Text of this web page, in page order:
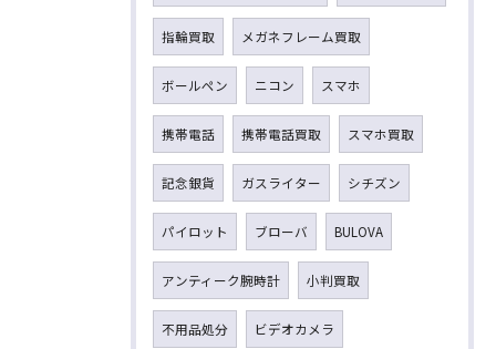
指輪買取 メガネフレーム買取
ボールペン ニコン スマホ
携帯電話 携帯電話買取 スマホ買取
記念銀貨 ガスライター シチズン
パイロット ブローバ BULOVA
アンティーク腕時計 小判買取
不用品処分 ビデオカメラ